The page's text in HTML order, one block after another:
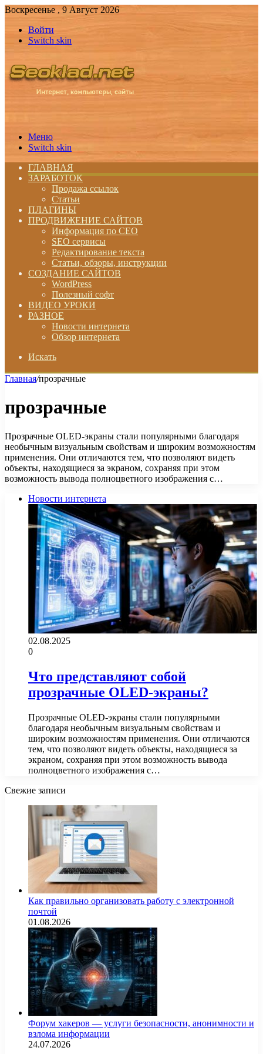
Воскресенье , 9 Август 2026
Войти
Switch skin
Меню
Switch skin
ГЛАВНАЯ
ЗАРАБОТОК
Продажа ссылок
Статьи
ПЛАГИНЫ
ПРОДВИЖЕНИЕ САЙТОВ
Информация по СЕО
SEO сервисы
Редактирование текста
Статьи, обзоры, инструкции
СОЗДАНИЕ САЙТОВ
WordPress
Полезный софт
ВИДЕО УРОКИ
РАЗНОЕ
Новости интернета
Обзор интернета
Искать
Главная/прозрачные
прозрачные
Прозрачные OLED-экраны стали популярными благодаря
необычным визуальным свойствам и широким возможностям
применения. Они отличаются тем, что позволяют видеть
объекты, находящиеся за экраном, сохраняя при этом
возможность вывода полноцветного изображения с…
Новости интернета
02.08.2025
0
Что представляют собой
прозрачные OLED-экраны?
Прозрачные OLED-экраны стали популярными
благодаря необычным визуальным свойствам и
широким возможностям применения. Они отличаются
тем, что позволяют видеть объекты, находящиеся за
экраном, сохраняя при этом возможность вывода
полноцветного изображения с…
Свежие записи
Как правильно организовать работу с электронной
почтой
01.08.2026
Форум хакеров — услуги безопасности, анонимности и
взлома информации
24.07.2026